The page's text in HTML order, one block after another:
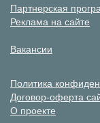
Партнерская
Реклама на сайте
Вакансии
Политика
Договор-оферта
О проекте